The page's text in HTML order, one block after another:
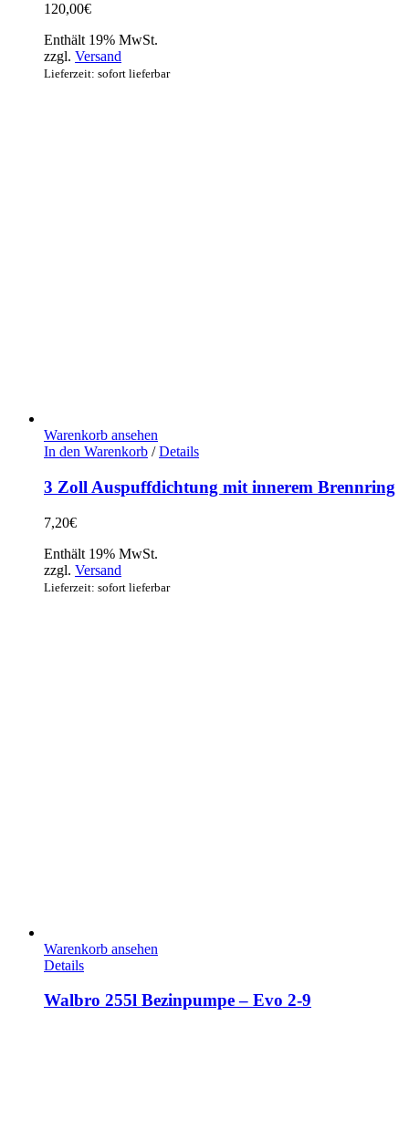
120,00€
Enthält 19% MwSt.
zzgl. Versand
Lieferzeit: sofort lieferbar
Warenkorb ansehen
In den Warenkorb / Details
3 Zoll Auspuffdichtung mit innerem Brennring
7,20€
Enthält 19% MwSt.
zzgl. Versand
Lieferzeit: sofort lieferbar
Warenkorb ansehen
Details
Walbro 255l Bezinpumpe – Evo 2-9